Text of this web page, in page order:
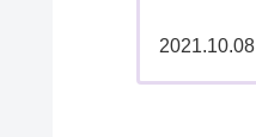
2021.10.08